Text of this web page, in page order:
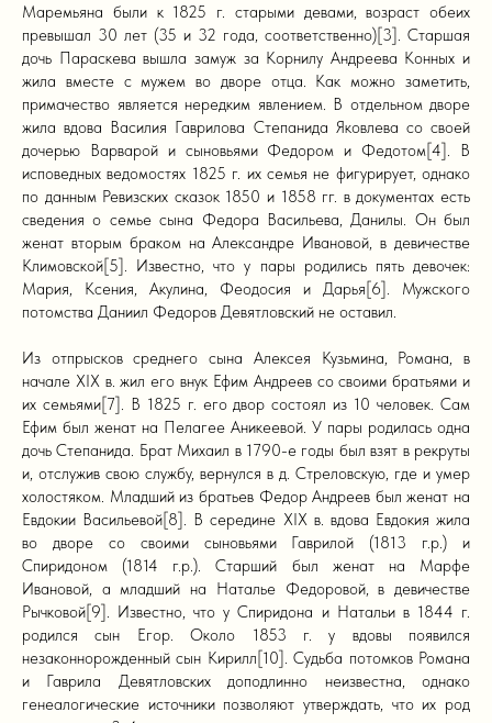
Маремьяна были к 1825 г. старыми девами, возраст обеих
превышал 30 лет (35 и 32 года, соответственно)[3]. Старшая
дочь Параскева вышла замуж за Корнилу Андреева Конных и
жила вместе с мужем во дворе отца. Как можно заметить,
примачество является нередким явлением. В отдельном дворе
жила вдова Василия Гаврилова Степанида Яковлева со своей
дочерью Варварой и сыновьями Федором и Федотом[4]. В
исповедных ведомостях 1825 г. их семья не фигурирует, однако
по данным Ревизских сказок 1850 и 1858 гг. в документах есть
сведения о семье сына Федора Васильева, Данилы. Он был
женат вторым браком на Александре Ивановой, в девичестве
Климовской[5]. Известно, что у пары родились пять девочек:
Мария, Ксения, Акулина, Феодосия и Дарья[6]. Мужского
потомства Даниил Федоров Девятловский не оставил.
Из отпрысков среднего сына Алексея Кузьмина, Романа, в
начале XIX в. жил его внук Ефим Андреев со своими братьями и
их семьями[7]. В 1825 г. его двор состоял из 10 человек. Сам
Ефим был женат на Пелагее Аникеевой. У пары родилась одна
дочь Степанида. Брат Михаил в 1790-е годы был взят в рекруты
и, отслужив свою службу, вернулся в д. Стреловскую, где и умер
холостяком. Младший из братьев Федор Андреев был женат на
Евдокии Васильевой[8]. В середине XIX в. вдова Евдокия жила
во дворе со своими сыновьями Гаврилой (1813 г.р.) и
Спиридоном (1814 г.р.). Старший был женат на Марфе
Ивановой, а младший на Наталье Федоровой, в девичестве
Рычковой[9]. Известно, что у Спиридона и Натальи в 1844 г.
родился сын Егор. Около 1853 г. у вдовы появился
незаконнорожденный сын Кирилл[10]. Судьба потомков Романа
и Гаврила Девятловских доподлинно неизвестна, однако
генеалогические источники позволяют утверждать, что их род